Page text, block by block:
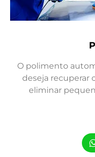
O polimento
deseja recuperar
eliminar